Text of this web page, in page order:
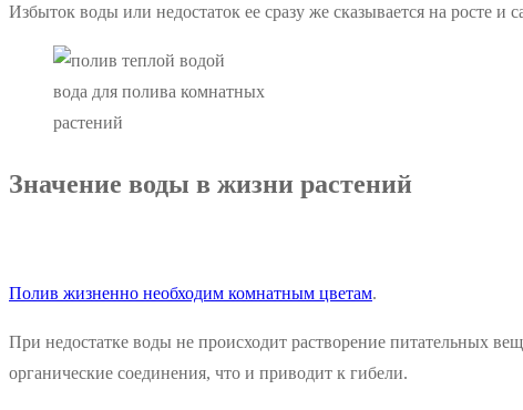
Избыток воды или недостаток ее сразу же сказывается на росте
вода для полива комнатных
растений
Значение воды в жизни растений
Полив жизненно необходим комнатным цветам.
При недостатке воды не происходит растворение питательных
органические соединения, что и приводит к гибели.